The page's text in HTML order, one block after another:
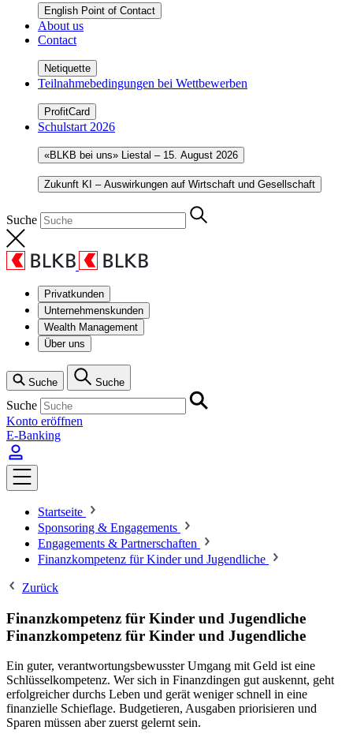
English Point of Contact
About us
Contact
Netiquette
Teilnahmebedingungen bei Wettbewerben
ProfitCard
Schulstart 2026
«BLKB bei uns» Liestal – 15. August 2026
Zukunft KI – Auswirkungen auf Wirtschaft und Gesellschaft
Suche
Privatkunden
Unternehmenskunden
Wealth Management
Über uns
Suche Suche
Suche
Konto eröffnen
E-Banking
Startseite
Sponsoring & Engagements
Engagements & Partnerschaften
Finanzkompetenz für Kinder und Jugendliche
Zurück
Finanzkompetenz für Kinder und Jugendliche
Finanzkompetenz für Kinder und Jugendliche
Ein guter, verantwortungsbewusster Umgang mit Geld ist eine
Schlüsselkompetenz. Wer sich in Finanzdingen gut auskennt, geht
erfolgreicher durchs Leben und gerät weniger schnell in eine
finanzielle Schieflage. Budgetieren, Ausgaben priorisieren und
Sparen müssen aber zuerst gelernt sein.